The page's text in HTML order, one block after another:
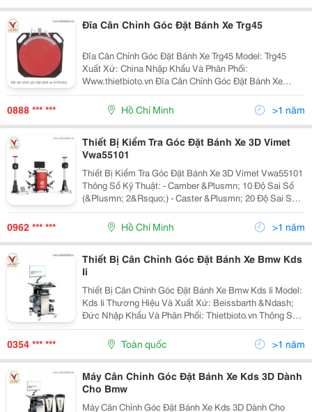
Đĩa Cân Chỉnh Góc Đặt Bánh Xe Trg45
Đĩa Cân Chỉnh Góc Đặt Bánh Xe Trg45 Model: Trg45
Xuất Xứ: China Nhập Khẩu Và Phân Phối:
Www.thietbioto.vn Đĩa Cân Chỉnh Góc Đặt Bánh Xe
Trg45 Thiết Bị Này Có Thể Đo Góc Lái Và Góc Cắt Lớn
Nhất Của Bánh Xe Phía Trước. Bàn Xoay Sẽ Chỉ Thị
Chính...
0888 *** *** Hồ Chí Minh >1 năm
Thiết Bị Kiểm Tra Góc Đặt Bánh Xe 3D Vimet
Vwa55101
Thiết Bị Kiểm Tra Góc Đặt Bánh Xe 3D Vimet Vwa55101
Thông Số Kỹ Thuật: - Camber &Plusmn; 10 Độ Sai Số
(&Plusmn; 2&Rsquo;) - Caster &Plusmn; 20 Độ Sai Số
&Plusmn; 6&Rsquo; - King-Pin (Sal) &Plusmn; 20 Độ
0962 *** *** Hồ Chí Minh >1 năm
Thiết Bị Cân Chỉnh Góc Đặt Bánh Xe Bmw Kds
Ii
Thiết Bị Cân Chỉnh Góc Đặt Bánh Xe Bmw Kds Ii Model:
Kds Ii Thương Hiệu Và Xuất Xứ: Beissbarth &Ndash;
Đức Nhập Khẩu Và Phân Phối: Thietbioto.vn Thông Số
Kỹ Thuật: - Nhiệt Độ Vận Hành: 5 &Ndash; 40 &Deg;C -
Nguồn Điện: 120 &Ndash; 220 V...
0354 *** *** Toàn quốc >1 năm
Máy Cân Chỉnh Góc Đặt Bánh Xe Kds 3D Dành
Cho Bmw
Máy Cân Chỉnh Góc Đặt Bánh Xe Kds 3D Dành Cho